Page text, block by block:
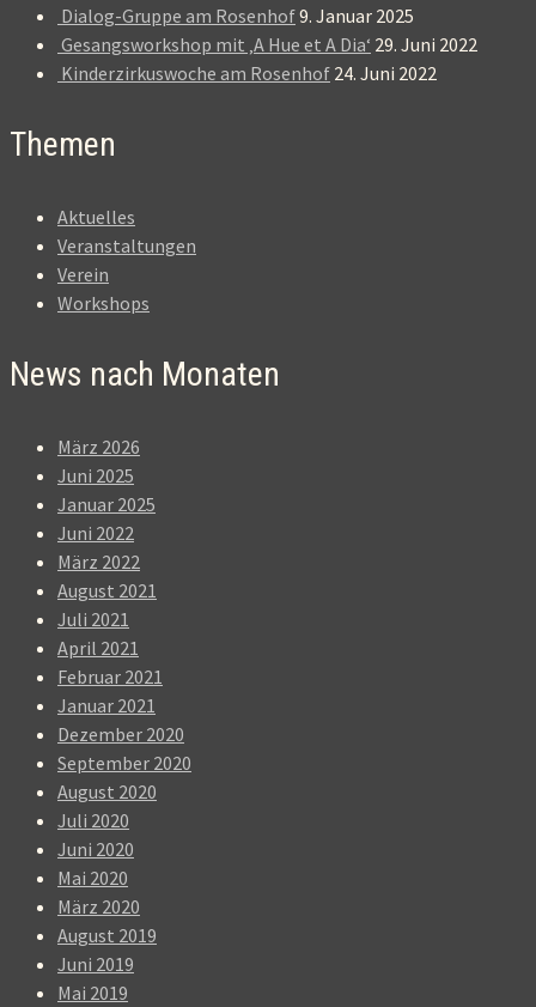
Dialog-Gruppe am Rosenhof9. Januar 2025
Gesangsworkshop mit ‚A Hue et A Dia‘ 29. Juni 2022
Kinderzirkuswoche am Rosenhof 24. Juni 2022
Themen
Aktuelles
Veranstaltungen
Verein
Workshops
News nach Monaten
März 2026
Juni 2025
Januar 2025
Juni 2022
März 2022
August 2021
Juli 2021
April 2021
Februar 2021
Januar 2021
Dezember 2020
September 2020
August 2020
Juli 2020
Juni 2020
Mai 2020
März 2020
August 2019
Juni 2019
Mai 2019